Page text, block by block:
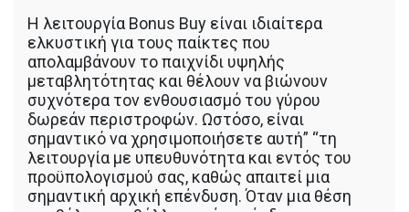
Η λειτουργία Bonus Buy είναι ιδιαίτερα
ελκυστική για τους παίκτες που
απολαμβάνουν το παιχνίδι υψηλής
μεταβλητότητας και θέλουν να βιώνουν
συχνότερα τον ενθουσιασμό του γύρου
δωρεάν περιστροφών. Ωστόσο, είναι
σημαντικό να χρησιμοποιήσετε αυτή” “τη
λειτουργία με υπευθυνότητα και εντός του
προϋπολογισμού σας, καθώς απαιτεί μια
σημαντική αρχική επένδυση. Όταν μια θέση